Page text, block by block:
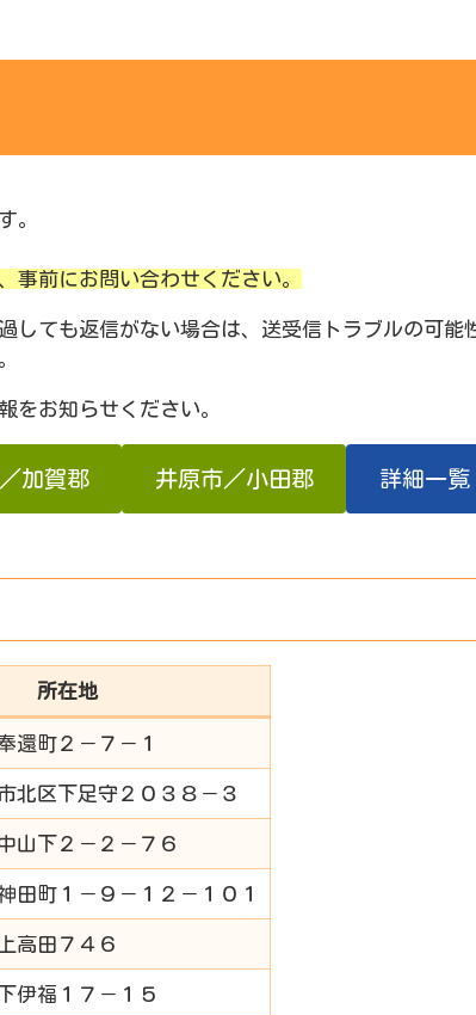
。
事前にお問い合わせください。
ても返信がない場合は、送受信トラブルの可能
をお知らせください。
加賀郡 井原市／小田郡 詳細一覧
所在地
還町２－７－１
北区下足守２０３８－３
山下２－２－７６
田町１－９－１２－１０１
高田７４６
伊福１７－１５